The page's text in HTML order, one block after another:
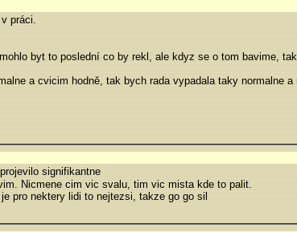
práci.
byt to poslední co by rekl, ale kdyz se o tom bavime,
a cvicim hodně, tak bych rada vypadala taky normalne
signifikantne
Nicmene cim vic svalu, tim vic mista kde to palit.
pro nektery lidi to nejtezsi, takze go go sil